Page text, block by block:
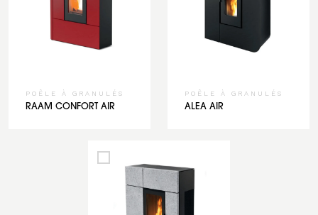
POÊLE À GRANULÉS
RAAM CONFORT AIR
POÊLE À GRANULÉS
ALEA AIR